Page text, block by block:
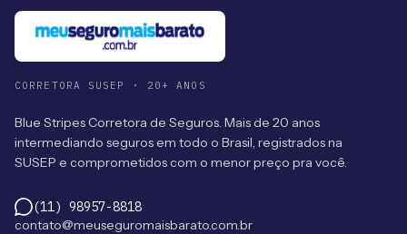
CORRETORA SUSEP · 20+ ANOS
Blue Stripes Corretora de Seguros. Mais de 20 anos
intermediando seguros em todo o Brasil, registrados na
SUSEP e comprometidos com o menor preço pra você.
(11) 98957-8818
contato@meuseguromaisbarato.com.br